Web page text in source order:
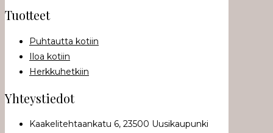
Tuotteet
Puhtautta kotiin
Iloa kotiin
Herkkuhetkiin
Yhteystiedot
Kaakelitehtaankatu 6, 23500 Uusikaupunki